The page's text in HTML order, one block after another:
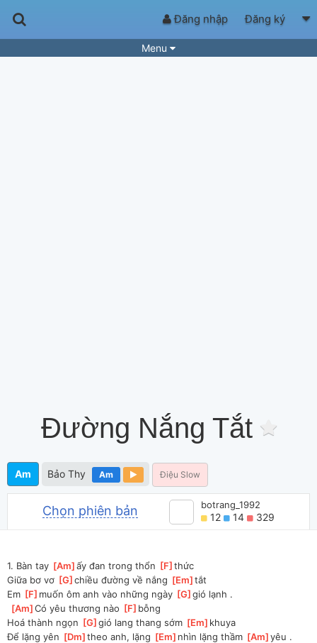
Đăng nhập Đăng ký
Menu
Đường Nắng Tắt
Am Bảo Thy Am Điệu Slow
Chọn phiên bản botrang_1992
12 14 329
1. Bàn tay [Am ]
ấy đan trong thổn [F ]thức
Giữa bơ vơ [G ]
chiều đường về nắng [Em ]tắt
Em [F ]muốn ôm anh vào những ngày [G ]
gió lạnh .
[Am ]
Có yêu thương nào [F ]bỗng
Hoá thành ngọn [G ]
gió lang thang sớm [Em ]khuya
Để lặng yên [Dm ]theo anh, lặng [Em ]nhìn lặng thầm [Am ]
yêu .